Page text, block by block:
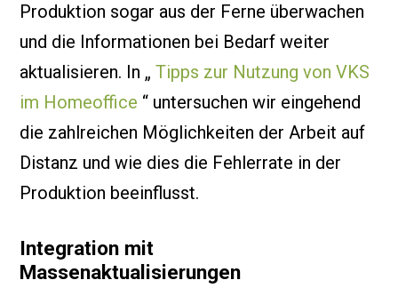
Produktion sogar aus der Ferne überwachen
und die Informationen bei Bedarf weiter
aktualisieren. In „Tipps zur Nutzung von VKS
im Homeoffice “ untersuchen wir eingehend
die zahlreichen Möglichkeiten der Arbeit auf
Distanz und wie dies die Fehlerrate in der
Produktion beeinflusst.
Integration mit
Massenaktualisierungen